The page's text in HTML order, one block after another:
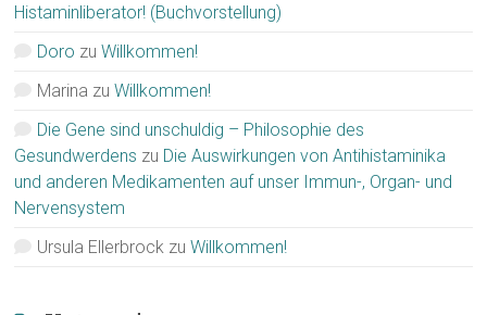
Histaminliberator! (Buchvorstellung)
Doro zuWillkommen!
Marina zuWillkommen!
Die Gene sind unschuldig – Philosophie des
Gesundwerdens zu Die Auswirkungen von Antihistaminika
und anderen Medikamenten auf unser Immun-, Organ- und
Nervensystem
Ursula Ellerbrock zuWillkommen!